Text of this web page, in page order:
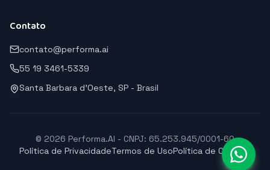
Contato
contato@performa.ai
55 19 3461-5339
Santa Barbara d'Oeste, SP - Brasil
© 2026 Performa.AI - CNPJ: 65.253.945/0001-60
Política de PrivacidadeTermos de UsoPolítica de Cookies